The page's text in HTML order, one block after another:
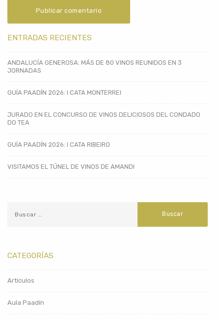
ENTRADAS RECIENTES
ANDALUCÍA GENEROSA: MÁS DE 80 VINOS REUNIDOS EN 3
JORNADAS
GUÍA PAADÍN 2026: I CATA MONTERREI
JURADO EN EL CONCURSO DE VINOS DELICIOSOS DEL CONDADO
DO TEA
GUÍA PAADÍN 2026: I CATA RIBEIRO
VISITAMOS EL TÚNEL DE VINOS DE AMANDI
CATEGORÍAS
Artículos
Aula Paadín